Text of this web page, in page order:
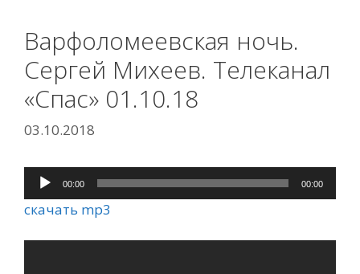
Варфоломеевская ночь.
Сергей Михеев. Телеканал
«Спас» 01.10.18
03.10.2018
Аудиоплеер
00:00 00:00
скачать mp3